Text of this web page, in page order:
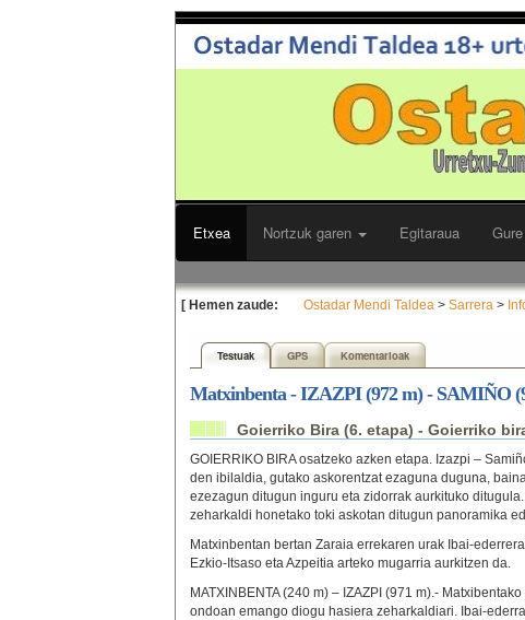
Etxea Nortzuk garen Egitaraua
[ Hemen zaude: Ostadar Mendi Taldea > Sarrera >
Testuak GPS Komentarioak
Matxinbenta - IZAZPI (972 m) - SAMIÑO
Goierriko Bira (6. etapa) - Goierriko
GOIERRIKO BIRA osatzeko azken etapa. Izazpi –
den ibilaldia, gutako askorentzat ezaguna duguna,
ezezagun ditugun inguru eta zidorrak aurkituko
zeharkaldi honetako toki askotan ditugun panoramika
Matxinbentan bertan Zaraia errekaren urak Ibai-
Ezkio-Itsaso eta Azpeitia arteko mugarria aurkitzen da.
MATXINBENTA (240 m) – IZAZPI (971 m).-
ondoan emango diogu hasiera zeharkaldiari. Ibai-